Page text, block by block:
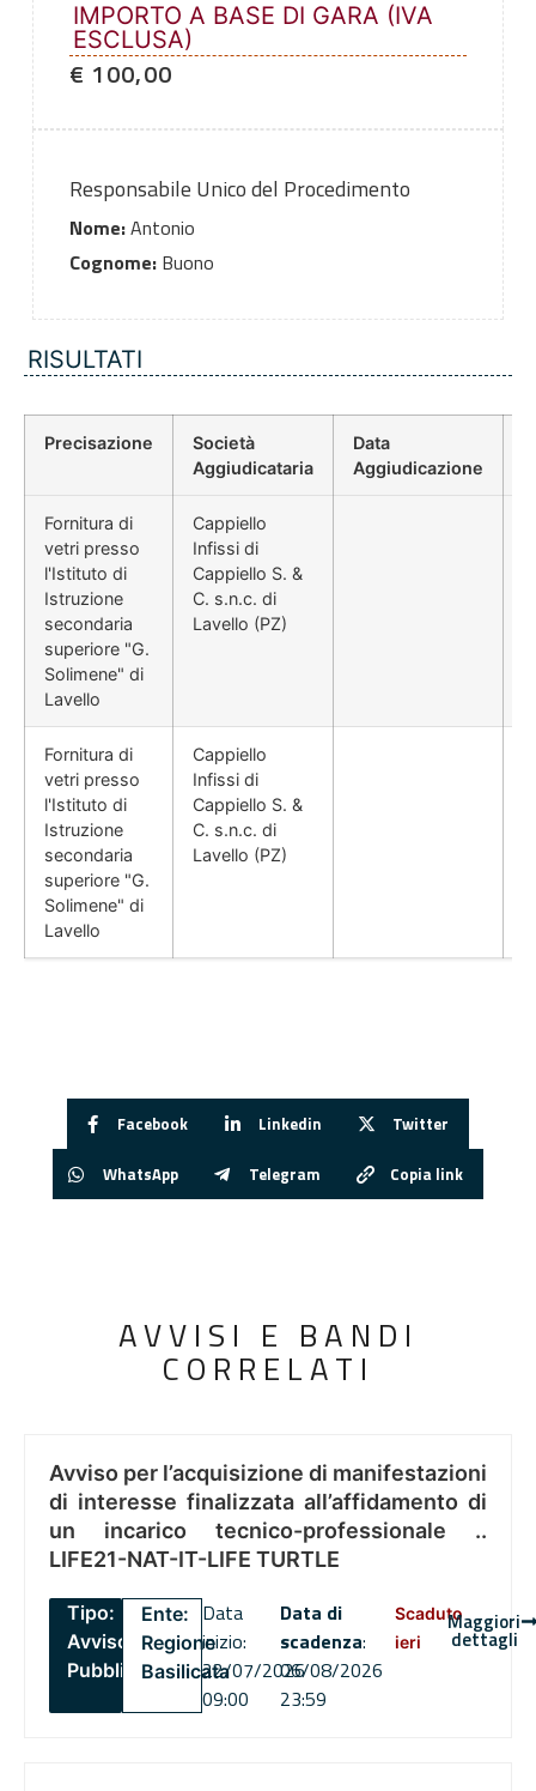
IMPORTO A BASE DI GARA (IVA
ESCLUSA)
€ 100,00
Responsabile Unico del Procedimento
Nome:Antonio
Cognome:Buono
RISULTATI
Precisazione
Società
Aggiudicataria
Data
Aggiudicazione
Fornitura di
vetri presso
l'Istituto di
Istruzione
secondaria
superiore "G.
Solimene" di
Lavello
Cappiello
Infissi di
Cappiello S. &
C. s.n.c. di
Lavello (PZ)
Fornitura di
vetri presso
l'Istituto di
Istruzione
secondaria
superiore "G.
Solimene" di
Lavello
Cappiello
Infissi di
Cappiello S. &
C. s.n.c. di
Lavello (PZ)
Facebook Linkedin Twitter
WhatsApp Telegram Copia link
AVVISI E BANDI
CORRELATI
Avviso per l’acquisizione di manifestazioni
di interesse finalizzata all’affidamento di
un incarico tecnico-professionale ..
LIFE21-NAT-IT-LIFE TURTLE
Tipo:
Avviso
Pubblico
Ente:
Regione
Basilicata
Data
inizio:
22/07/2026
09:00
Data di
scadenza:
06/08/2026
23:59
Scaduto
ieri
Maggiori
dettagli